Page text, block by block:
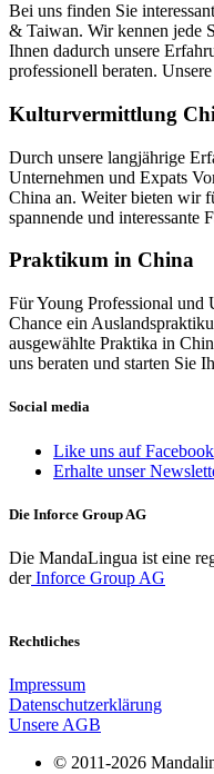
Bei uns finden Sie
& Taiwan. Wir kennen jede
Ihnen dadurch unsere
professionell beraten.
Kulturvermittlung
Durch unsere langjährige
Unternehmen und Expats
China an. Weiter bieten wir
spannende und interessante
Praktikum in China
Für Young Professional und
Chance ein
ausgewählte Praktika in
uns beraten und starten Sie
Social media
Like uns auf Facebook
Erhalte unser
Die Inforce Group AG
Die MandaLingua ist eine
derInforce Group AG
Rechtliches
Impressum
Datenschutzerklärung
Unsere AGB
© 2011-2026